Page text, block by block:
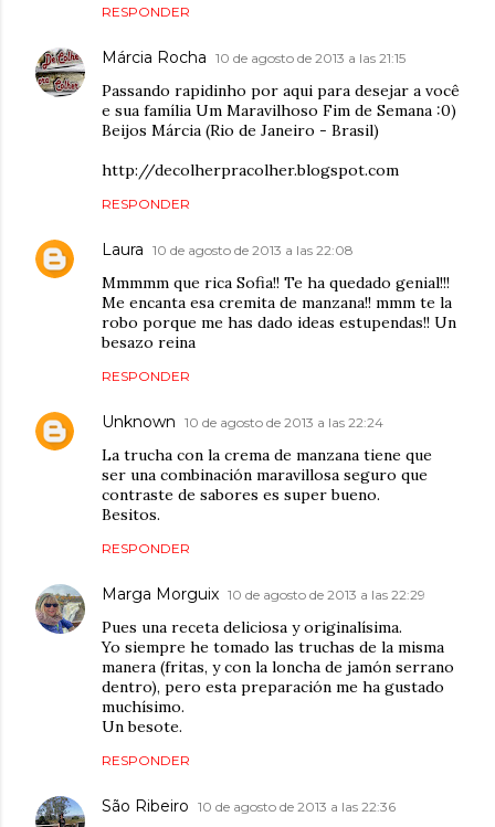
RESPONDER
Márcia Rocha 10 de agosto de 2013 a las 21:15
Passando rapidinho por aqui para desejar a você
e sua família Um Maravilhoso Fim de Semana :0)
Beijos Márcia (Rio de Janeiro - Brasil)
http://decolherpracolher.blogspot.com
RESPONDER
Laura 10 de agosto de 2013 a las 22:08
Mmmmm que rica Sofia!! Te ha quedado genial!!!
Me encanta esa cremita de manzana!! mmm te la
robo porque me has dado ideas estupendas!! Un
besazo reina
RESPONDER
Unknown 10 de agosto de 2013 a las 22:24
La trucha con la crema de manzana tiene que
ser una combinación maravillosa seguro que
contraste de sabores es super bueno.
Besitos.
RESPONDER
Marga Morguix 10 de agosto de 2013 a las 22:29
Pues una receta deliciosa y originalísima.
Yo siempre he tomado las truchas de la misma
manera (fritas, y con la loncha de jamón serrano
dentro), pero esta preparación me ha gustado
muchísimo.
Un besote.
RESPONDER
São Ribeiro 10 de agosto de 2013 a las 22:36